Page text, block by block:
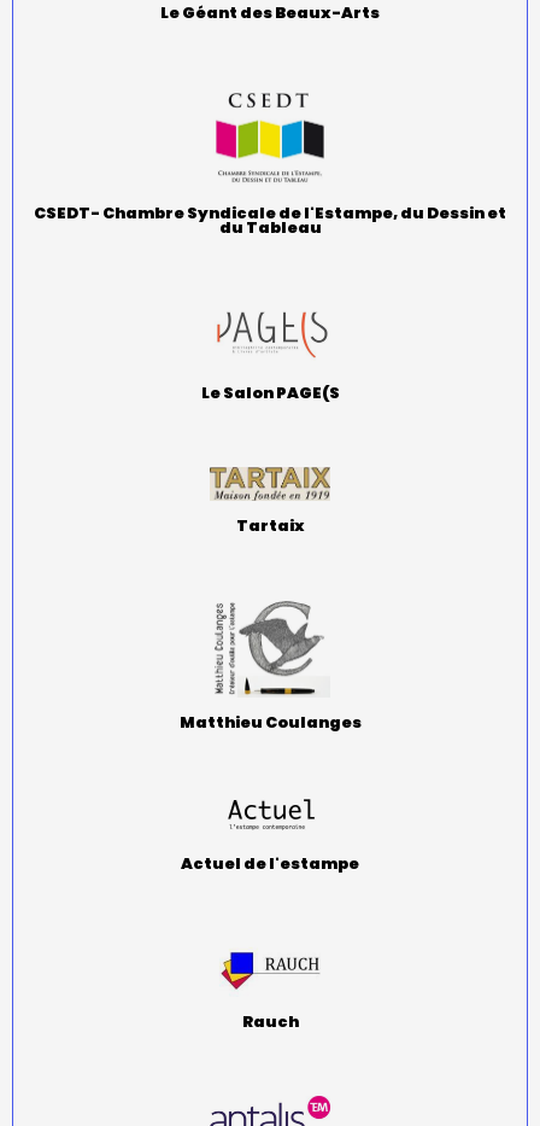
Le Géant des Beaux-Arts
CSEDT- Chambre Syndicale de l'Estampe, du Dessin et
du Tableau
Le Salon PAGE(S
Tartaix
Matthieu Coulanges
Actuel de l'estampe
Rauch